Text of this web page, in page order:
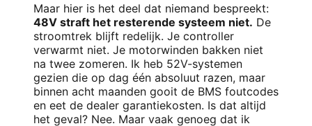
Maar hier is het deel dat niemand bespreekt:
48V straft het resterende systeem niet. De
stroomtrek blijft redelijk. Je controller
verwarmt niet. Je motorwinden bakken niet
na twee zomeren. Ik heb 52V-systemen
gezien die op dag één absoluut razen, maar
binnen acht maanden gooit de BMS foutcodes
en eet de dealer garantiekosten. Is dat altijd
het geval? Nee. Maar vaak genoeg dat ik